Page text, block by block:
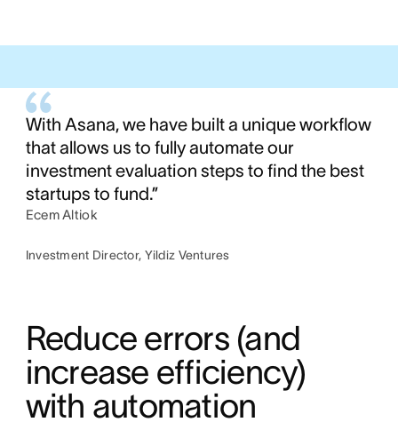
With Asana, we have built a unique workflow
that allows us to fully automate our
investment evaluation steps to find the best
startups to fund.”
Ecem Altiok
Investment Director, Yildiz Ventures
Reduce errors (and
increase efficiency)
with automation